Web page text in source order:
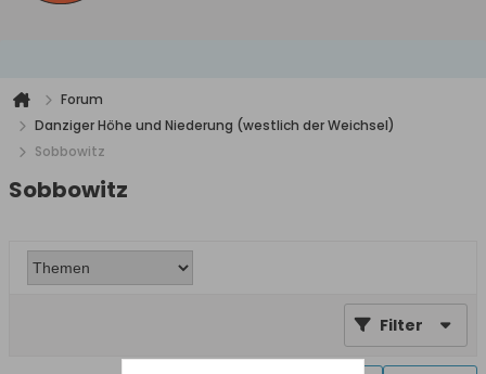
Forum
Danziger Höhe und Niederung (westlich der Weichsel)
Sobbowitz
Sobbowitz
Filter